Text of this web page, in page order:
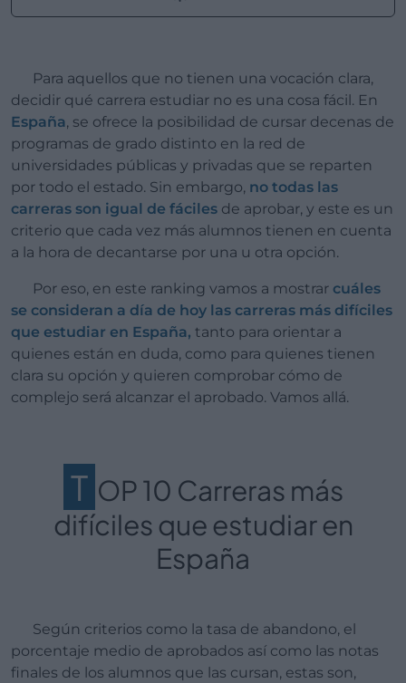
Para aquellos que no tienen una vocación clara,
decidir qué carrera estudiar no es una cosa fácil. En
España, se ofrece la posibilidad de cursar decenas de
programas de grado distinto en la red de
universidades públicas y privadas que se reparten
por todo el estado. Sin embargo, no todas las
carreras son igual de fáciles de aprobar, y este es un
criterio que cada vez más alumnos tienen en cuenta
a la hora de decantarse por una u otra opción.
Por eso, en este ranking vamos a mostrar cuáles
se consideran a día de hoy las carreras más difíciles
que estudiar en España, tanto para orientar a
quienes están en duda, como para quienes tienen
clara su opción y quieren comprobar cómo de
complejo será alcanzar el aprobado. Vamos allá.
T OP 10 Carreras más
difíciles que estudiar en
España
Según criterios como la tasa de abandono, el
porcentaje medio de aprobados así como las notas
finales de los alumnos que las cursan, estas son,